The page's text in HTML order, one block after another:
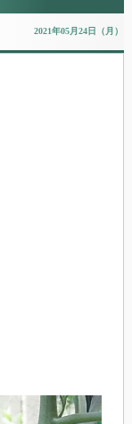
2021年05月24日（月）